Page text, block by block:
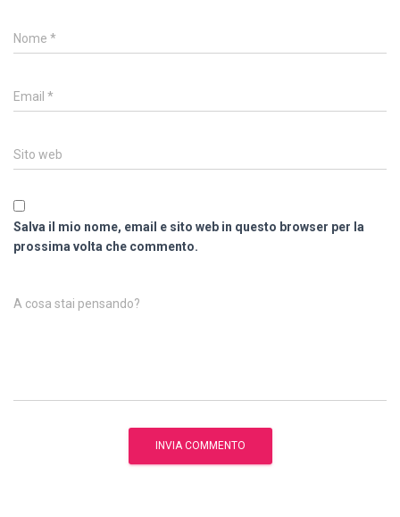
Nome *
Email *
Sito web
Salva il mio nome, email e sito web in questo browser per la
prossima volta che commento.
A cosa stai pensando?